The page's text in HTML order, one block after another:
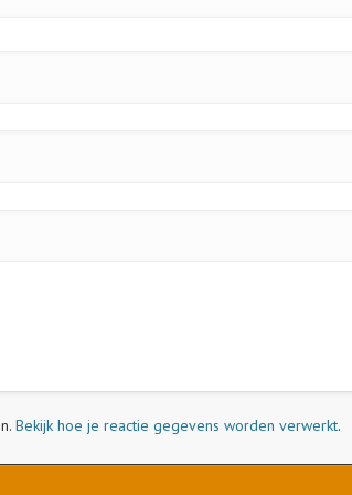
Bekijk hoe je reactie gegevens worden verwerkt.